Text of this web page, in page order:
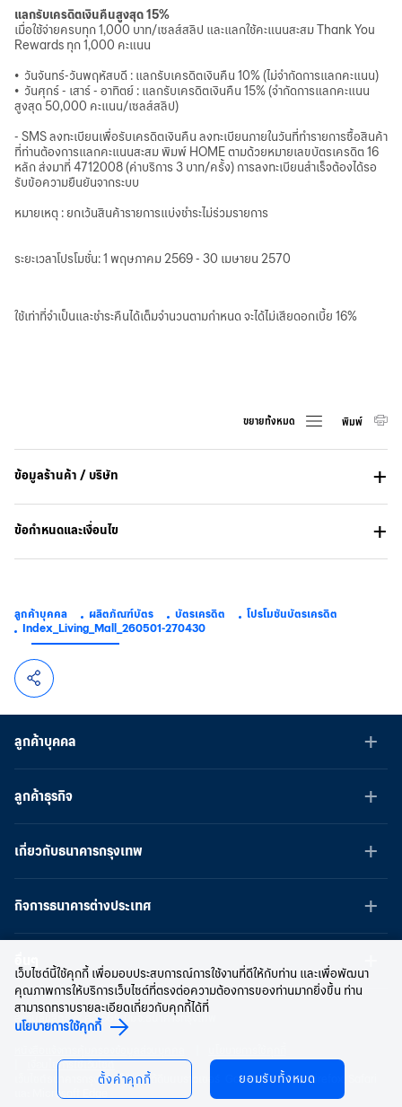
แลกรับเครดิตเงินคืนสูงสุด 15%
เมื่อใช้จ่ายครบทุก 1,000 บาท/เซลส์สลิป และแลกใช้คะแนนสะสม Thank You
Rewards ทุก 1,000 คะแนน
• วันจันทร์-วันพฤหัสบดี : แลกรับเครดิตเงินคืน 10% (ไม่จำกัดการแลกคะแนน)
• วันศุกร์ - เสาร์ - อาทิตย์ : แลกรับเครดิตเงินคืน 15% (จำกัดการแลกคะแนน
สูงสุด 50,000 คะแนน/เซลส์สลิป)
- SMS ลงทะเบียนเพื่อรับเครดิตเงินคืน ลงทะเบียนภายในวันที่ทำรายการซื้อสินค้า
ที่ท่านต้องการแลกคะแนนสะสม พิมพ์ HOME ตามด้วยหมายเลขบัตรเครดิต 16
หลัก ส่งมาที่ 4712008 (ค่าบริการ 3 บาท/ครั้ง) การลงทะเบียนสำเร็จต้องได้รอ
รับข้อความยืนยันจากระบบ
หมายเหตุ : ยกเว้นสินค้ารายการแบ่งชำระไม่ร่วมรายการ
ระยะเวลาโปรโมชั่น: 1 พฤษภาคม 2569 - 30 เมษายน 2570
ใช้เท่าที่จำเป็นและชำระคืนได้เต็มจำนวนตามกำหนด จะได้ไม่เสียดอกเบี้ย 16%
ขยายทั้งหมด พิมพ์
ข้อมูลร้านค้า / บริษัท
ข้อกำหนดและเงื่อนไข
ลูกค้าบุคคล ผลิตภัณฑ์บัตร บัตรเครดิต
โปรโมชันบัตรเครดิต
Index_Living_Mall_260501-270430
ลูกค้าบุคคล
ลูกค้าธุรกิจ
เกี่ยวกับธนาคารกรุงเทพ
กิจการธนาคารต่างประเทศ
สงวนลิขสิทธิ์ พ.ศ.2566 บมจ.ธนาคารกรุงเทพ
เงื่อนไขการใช้เว็บไซต์
เว็บไซต์ธนาคารกรุงเทพ ใช้งานได้ดีบนบราวเซอร์ Google Chrome, Firefox, Safari
และ Microsoft Edge
เว็บไซต์นี้ใช้คุกกี้ เพื่อมอบประสบการณ์การใช้งานที่ดีให้กับท่าน และเพื่อพัฒนา
คุณภาพการให้บริการเว็บไซต์ที่ตรงต่อความต้องการของท่านมากยิ่งขึ้น ท่าน
สามารถทราบรายละเอียดเกี่ยวกับคุกกี้ได้ที่
นโยบายการใช้คุกกี้
ตั้งค่าคุกกี้ ยอมรับทั้งหมด